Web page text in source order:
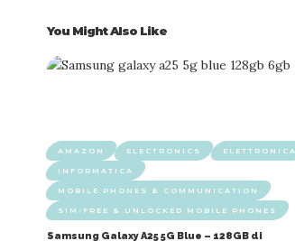
You Might Also Like
AMAZON ELECTRONICS ELETTRONICA
INFORMATICA
MOBILE PHONES & COMMUNICATION
SIM-FREE & UNLOCKED MOBILE PHONES
Samsung Galaxy A25 5G Blue – 128GB di